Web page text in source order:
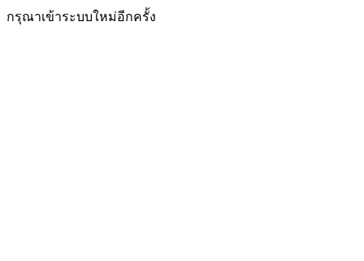
กรุณาเข้าระบบใหม่อีกครั้ง